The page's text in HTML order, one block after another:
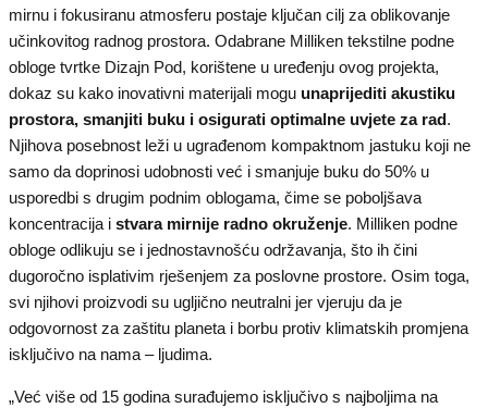
mirnu i fokusiranu atmosferu postaje ključan cilj za oblikovanje
učinkovitog radnog prostora. Odabrane Milliken tekstilne podne
obloge tvrtke Dizajn Pod, korištene u uređenju ovog projekta,
dokaz su kako inovativni materijali mogu unaprijediti akustiku
prostora, smanjiti buku i osigurati optimalne uvjete za rad.
Njihova posebnost leži u ugrađenom kompaktnom jastuku koji ne
samo da doprinosi udobnosti već i smanjuje buku do 50% u
usporedbi s drugim podnim oblogama, čime se poboljšava
koncentracija i stvara mirnije radno okruženje. Milliken podne
obloge odlikuju se i jednostavnošću održavanja, što ih čini
dugoročno isplativim rješenjem za poslovne prostore. Osim toga,
svi njihovi proizvodi su ugljično neutralni jer vjeruju da je
odgovornost za zaštitu planeta i borbu protiv klimatskih promjena
isključivo na nama – ljudima.
„Već više od 15 godina surađujemo isključivo s najboljima na